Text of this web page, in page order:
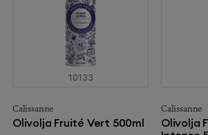
10133
Calissanne
Olivolja Fruité Vert 500ml
Calissanne
Olivolja